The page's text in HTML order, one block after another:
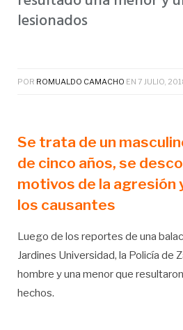
lesionados
POR ROMUALDO CAMACHO EN 7 JULIO,
Se trata de un
de cinco años, se
motivos de la agresión
los causantes
Luego de los reportes de una
Jardines Universidad, la Policía de
hombre y una menor que
hechos.